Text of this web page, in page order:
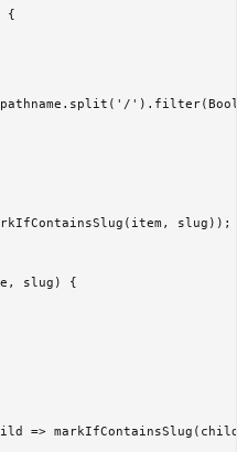
{
slug));
slug) {
=>